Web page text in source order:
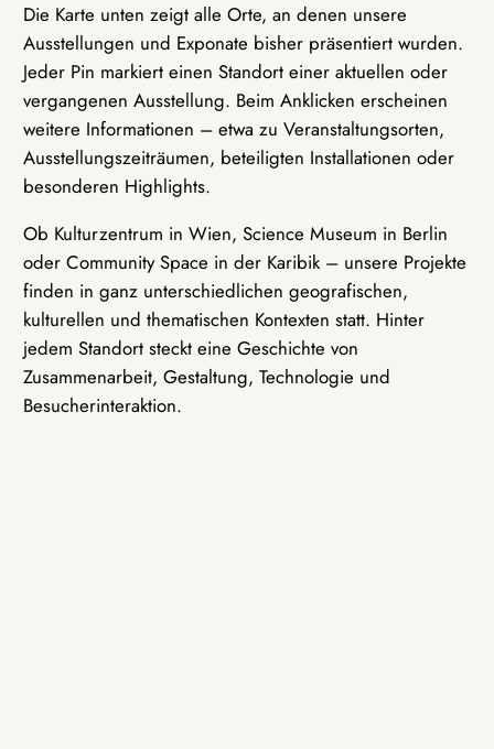
Die Karte unten zeigt alle Orte, an denen unsere
Ausstellungen und Exponate bisher präsentiert wurden.
Jeder Pin markiert einen Standort einer aktuellen oder
vergangenen Ausstellung. Beim Anklicken erscheinen
weitere Informationen – etwa zu Veranstaltungsorten,
Ausstellungszeiträumen, beteiligten Installationen oder
besonderen Highlights.
Ob Kulturzentrum in Wien, Science Museum in Berlin
oder Community Space in der Karibik – unsere Projekte
finden in ganz unterschiedlichen geografischen,
kulturellen und thematischen Kontexten statt. Hinter
jedem Standort steckt eine Geschichte von
Zusammenarbeit, Gestaltung, Technologie und
Besucherinteraktion.